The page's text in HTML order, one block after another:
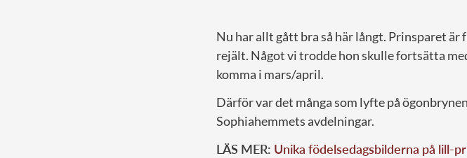
Nu har allt gått bra så här långt. Prinsparet
rejält. Något vi trodde hon skulle fortsätta
komma i mars/april.
Därför var det många som lyfte på
Sophiahemmets avdelningar.
LÄS MER: Unika födelsedagsbilderna på lill-